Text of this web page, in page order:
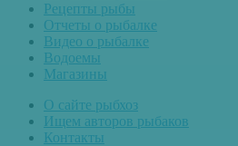
Рецепты рыбы
Отчеты о рыбалке
Видео о рыбалке
Водоемы
Магазины
О сайте рыбхоз
Ищем авторов рыбаков
Контакты